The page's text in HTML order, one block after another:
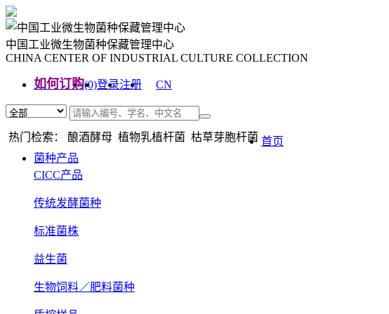
中国工业微生物菌种保藏管理中心
CHINA CENTER OF INDUSTRIAL CULTURE COLLECTION
如何订购(0)登录注册
CN
热门检索： 酿酒酵母 植物乳植杆菌 枯草芽胞杆菌 首页
菌种产品
CICC产品
传统发酵菌种
标准菌株
益生菌
生物饲料／肥料菌种